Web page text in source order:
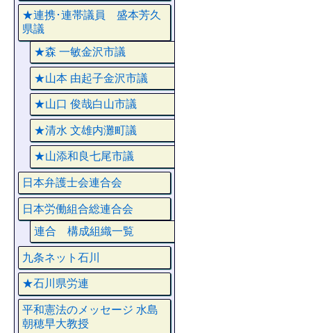
★連携･連帯議員 盛本芳久
県議
★森 一敏金沢市議
★山本 由起子金沢市議
★山口 俊哉白山市議
★清水 文雄内灘町議
★山添和良七尾市議
日本弁護士会連合会
日本労働組合総連合会
連合 構成組織一覧
九条ネット石川
★石川県労連
平和憲法のメッセージ 水島
朝穂早大教授